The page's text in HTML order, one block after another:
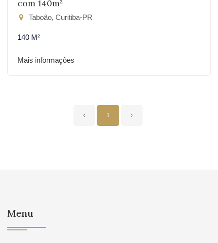
com 140m²
Taboão, Curitiba-PR
140 M²
Mais informações
‹ 1 ›
Menu